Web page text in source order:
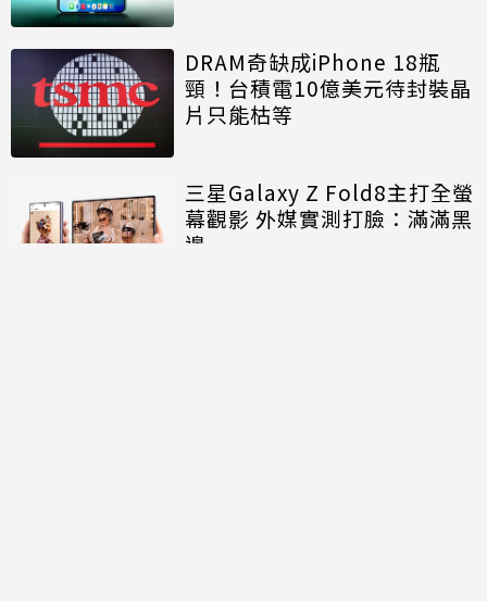
DRAM奇缺成iPhone 18瓶
頸！台積電10億美元待封裝晶
片只能枯等
三星Galaxy Z Fold8主打全螢
幕觀影 外媒實測打臉：滿滿黑
邊